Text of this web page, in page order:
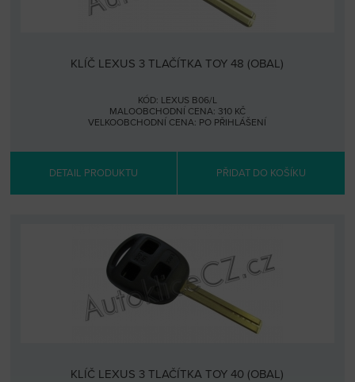
KLÍČ LEXUS 3 TLAČÍTKA TOY 48 (OBAL)
KÓD: LEXUS B06/L
MALOOBCHODNÍ CENA: 310 KČ
VELKOOBCHODNÍ CENA: PO PŘIHLÁŠENÍ
DETAIL PRODUKTU PŘIDAT DO KOŠÍKU
KLÍČ LEXUS 3 TLAČÍTKA TOY 40 (OBAL)